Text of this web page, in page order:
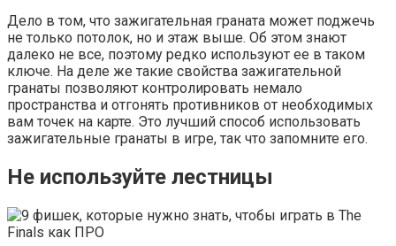
Дело в том, что зажигательная граната может поджечь
не только потолок, но и этаж выше. Об этом знают
далеко не все, поэтому редко используют ее в таком
ключе. На деле же такие свойства зажигательной
гранаты позволяют контролировать немало
пространства и отгонять противников от необходимых
вам точек на карте. Это лучший способ использовать
зажигательные гранаты в игре, так что запомните его.
Не используйте лестницы